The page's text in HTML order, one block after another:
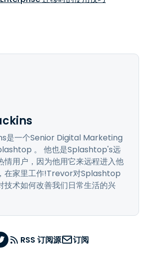
是一个Senior Digital Marketing
。 他也是Splashtop's远
情用户，因为他用它来远程进入他
在家里工作!Trevor对Splashtop
技术如何改善我们日常生活的兴
RSS 订阅源 订阅